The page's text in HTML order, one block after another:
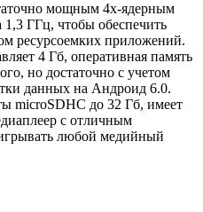
мощным 4х-ядерным
ГГц, чтобы обеспечить
ресурсоемких приложений.
4 Гб, оперативная память
но достаточно с учетом
данных на Андроид 6.0.
microSDHC до 32 Гб, имеет
с отличным
любой медийный